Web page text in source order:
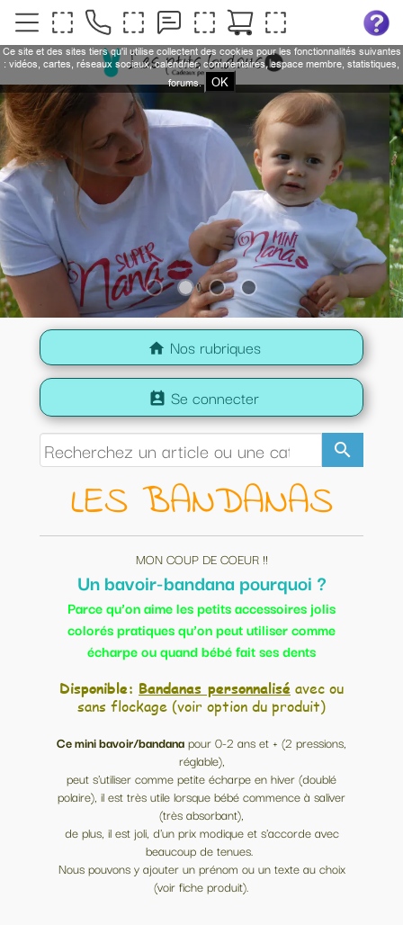
home Nos rubriques
search
perm_contact_calendar Se connecter
LES BANDANAS
MON COUP DE COEUR !!
Un bavoir-bandana pourquoi ?
Parce qu’on aime les petits accessoires jolis
colorés pratiques qu’on peut utiliser comme
écharpe ou quand bébé fait ses dents
Disponible: Bandanas personnalisé avec ou
sans flockage (voir option du produit)
Ce mini bavoir/bandanapour 0-2 ans et + (2 pressions,
réglable),
peut s'utiliser comme petite écharpe en hiver (doublé
polaire), il est très utile lorsque bébé commence à saliver
(très absorbant),
de plus, il est joli, d'un prix modique et s'accorde avec
beaucoup de tenues.
Nous pouvons y ajouter un prénom ou un texte au choix
(voir fiche produit).
Ce site et des sites tiers qu'il utilise collectent des cookies pour les fonctionnalités suivantes
: vidéos, cartes, réseaux sociaux, calendrier, commentaires, espace membre, statistiques,
forums.
OK